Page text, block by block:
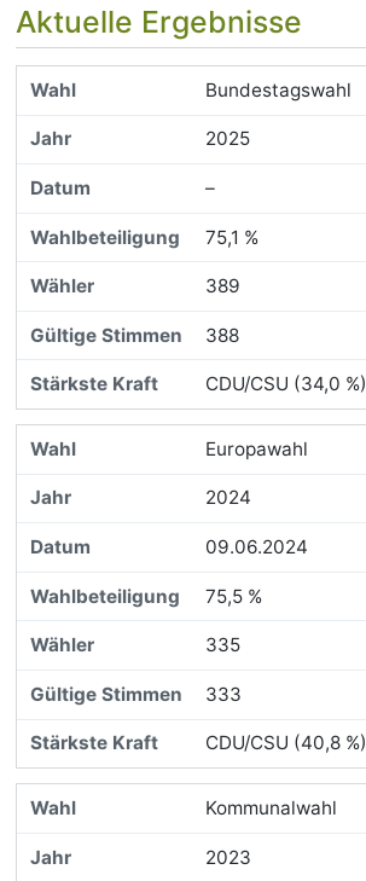
Aktuelle Ergebnisse
Bundestagswahl
2025
–
75,1 %
389
388
CDU/CSU (34,0 %)
Europawahl
2024
09.06.2024
75,5 %
335
333
CDU/CSU (40,8 %)
Kommunalwahl
2023